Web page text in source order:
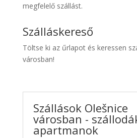
Transzfer
Kiwi
Taxi
megfelelő szállást.
Szálláskereső
Töltse ki az űrlapot és keressen
városban!
Szállások Olešnice
városban -
apartmanok